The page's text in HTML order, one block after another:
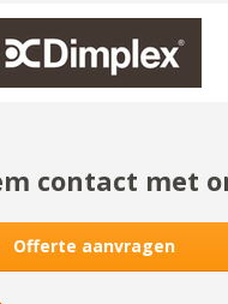
contact met
Offerte aanvragen